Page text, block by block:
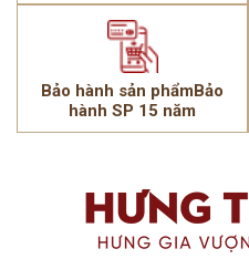
Bảo hành sản phẩmBảo
hành SP 15 năm